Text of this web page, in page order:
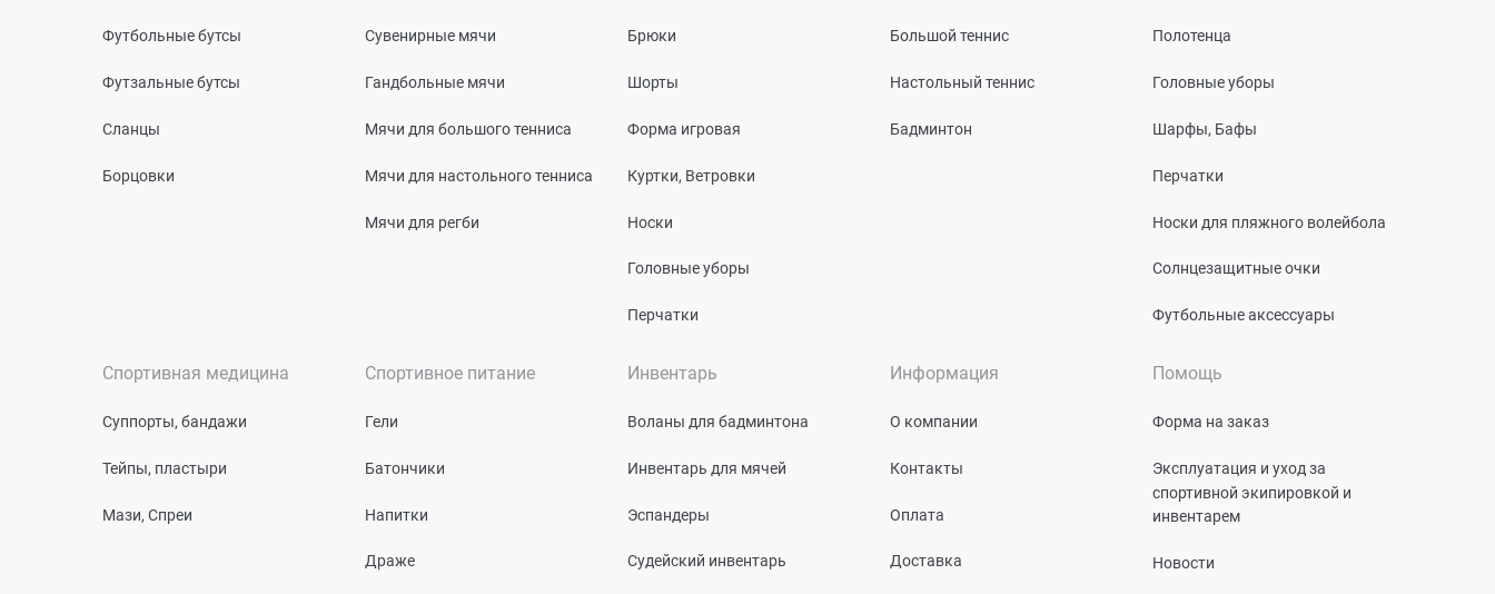
Футбольные бутсы
Футзальные бутсы
Сланцы
Борцовки
Сувенирные мячи
Гандбольные мячи
Мячи для большого тенниса
Мячи для настольного тенниса
Мячи для регби
Брюки
Шорты
Форма игровая
Куртки, Ветровки
Носки
Головные уборы
Перчатки
Большой теннис
Настольный теннис
Бадминтон
Полотенца
Головные уборы
Шарфы, Бафы
Перчатки
Носки для пляжного волейбола
Солнцезащитные очки
Футбольные аксессуары
Спортивная медицина
Суппорты, бандажи
Тейпы, пластыри
Мази, Спреи
Спортивное питание
Гели
Батончики
Напитки
Драже
Инвентарь
Воланы для бадминтона
Инвентарь для мячей
Эспандеры
Судейский инвентарь
Информация
О компании
Контакты
Оплата
Доставка
Помощь
Форма на заказ
Эксплуатация и уход за
спортивной экипировкой и
инвентарем
Новости